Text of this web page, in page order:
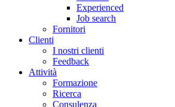
Experienced
Job search
Fornitori
Clienti
I nostri clienti
Feedback
Attività
Formazione
Ricerca
Consulenza